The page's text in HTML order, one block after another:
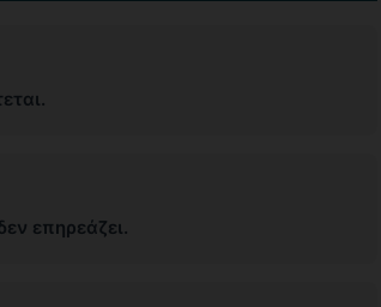
επηρεάζει.